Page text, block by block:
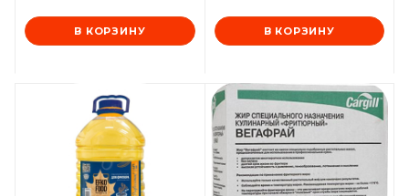
В КОРЗИНУ В КОРЗИНУ